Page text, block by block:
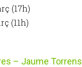
(17h)
(11h)
– Jaume Torrens